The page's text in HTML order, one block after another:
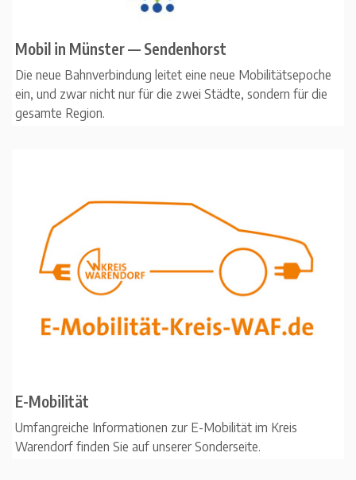
Mobil in Münster — Sendenhorst
Die neue Bahnverbindung leitet eine neue Mobilitätsepoche
ein, und zwar nicht nur für die zwei Städte, sondern für die
gesamte Region.
E-Mobilität
Umfangreiche Informationen zur E-Mobilität im Kreis
Warendorf finden Sie auf unserer Sonderseite.